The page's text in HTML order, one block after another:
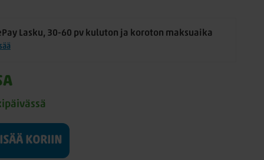
Lasku, 30-60 pv kuluton ja koroton maksuaika
KORIIN